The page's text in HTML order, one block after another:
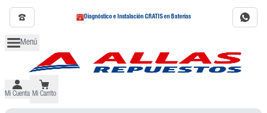
Diagnóstico e Instalación GRATIS en Baterías
Menú
Mi Cuenta Mi Carrito